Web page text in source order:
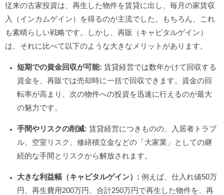
従来の古家投資は、再生した物件を賃貸に出し、毎月の家賃収
入（インカムゲイン）を得るのが主流でした。もちろん、これ
も素晴らしい戦略です。しかし、再販（キャピタルゲイン）
は、それに比べて以下のような大きなメリットがあります。
短期での資金回収が可能: 賃貸経営では数年かけて回収する
資金を、再販では売却時に一括で回収できます。資金の回
転率が高まり、次の物件への投資を迅速に行えるのが最大
の魅力です。
手間やリスクの削減: 賃貸経営につきものの、入居者トラブ
ル、空室リスク、修繕積立金などの「大家業」としての継
続的な手間とリスクから解放されます。
大きな利益幅（キャピタルゲイン）: 例えば、仕入れ値50万
円、再生費用200万円、合計250万円で再生した物件を、再